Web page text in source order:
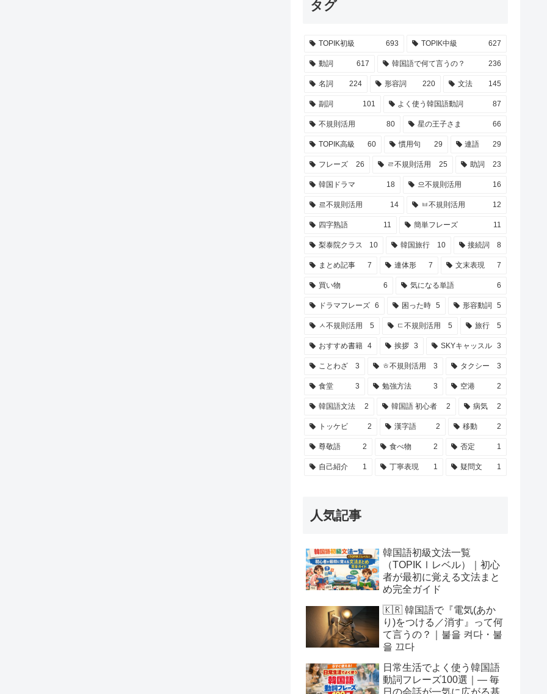
タグ
TOPIK初級 693 TOPIK中級 627
動詞 617 韓国語で何て言うの？ 236
名詞 224 形容詞 220 文法 145
副詞 101 よく使う韓国語動詞 87
不規則活用 80 星の王子さま 66
TOPIK高級 60 慣用句 29 連語 29
フレーズ 26 ㄹ不規則活用 25 助詞 23
韓国ドラマ 18 으不規則活用 16
르不規則活用 14 ㅂ不規則活用 12
四字熟語 11 簡単フレーズ 11
梨泰院クラス 10 韓国旅行 10 接続詞 8
まとめ記事 7 連体形 7 文末表現 7
買い物 6 気になる単語 6
ドラマフレーズ 6 困った時 5 形容動詞 5
ㅅ不規則活用 5 ㄷ不規則活用 5 旅行 5
おすすめ書籍 4 挨拶 3 SKYキャッスル 3
ことわざ 3 ㅎ不規則活用 3 タクシー 3
食堂 3 勉強方法 3 空港 2
韓国語文法 2 韓国語 初心者 2 病気 2
トッケビ 2 漢字語 2 移動 2
尊敬語 2 食べ物 2 否定 1
自己紹介 1 丁寧表現 1 疑問文 1
人気記事
韓国語初級文法一覧
（TOPIKⅠレベル）｜初心
者が最初に覚える文法まと
め完全ガイド
🇰🇷 韓国語で『電気(あか
り)をつける／消す』って何
て言うの？｜불을 켜다・불
을 끄다
日常生活でよく使う韓国語
動詞フレーズ100選｜― 毎
日の会話が一気に広がる基